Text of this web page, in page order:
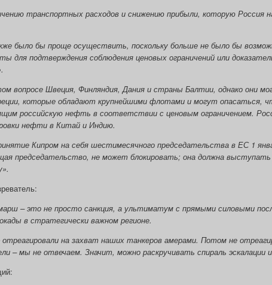
транспортных расходов и снижению прибыли, которую Россия
было бы проще осуществить, поскольку больше не было бы
для подтверждения соблюдения ценовых ограничений или
вопросе Швеция, Финляндия, Дания и страны Балтии, однако они
которые обладают крупнейшими флотами и могут опасаться,
российскую нефть в соответствии с ценовым ограничением.
нефти в Китай и Индию.
Кипром на себя шестимесячного председательства в ЕС 1
председательство, не может блокировать; она должна выступать
– это не просто санкция, а ультиматум с прямыми силовыми
в стратегически важном регионе.
на захват наших танкеров амерами. Потом не
– мы не отвечаем. Значит, можно раскручивать спираль эскалации